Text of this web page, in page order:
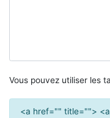
Vous pouvez utiliser les
<a href="" title="">